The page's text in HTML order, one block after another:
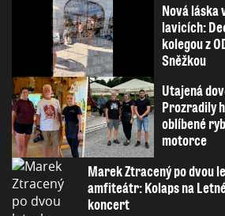
Nová láska
lavicích:
kolegou z
Sněžkou
Utajená
Prozradily
oblíbené
motorce
Marek Ztracený po dvou
amfiteátr: Kolaps na
koncert